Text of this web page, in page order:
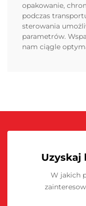
opakowanie,
podczas
sterowania
parametrów.
nam ciągle
Uzyskaj
W jakich